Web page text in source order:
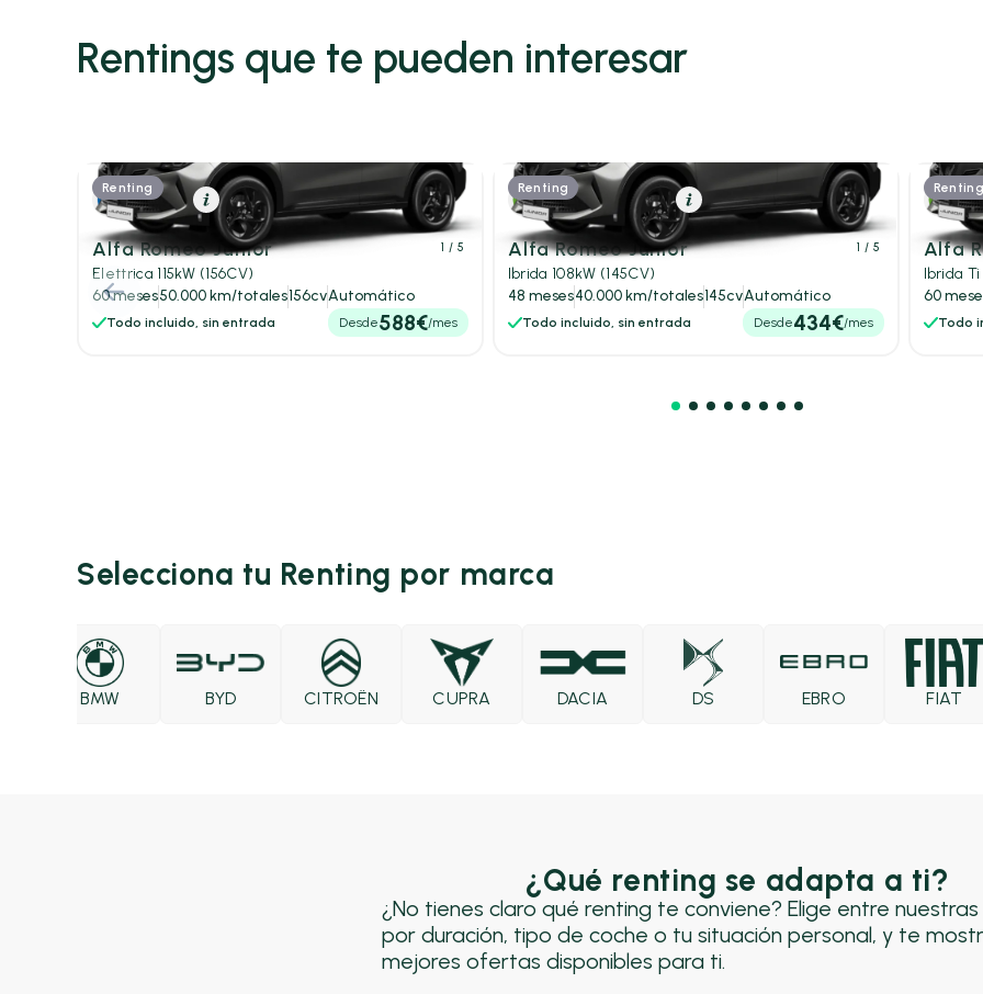
Rentings que te pueden interesar
1 / 5
Renting
Eléctrico Resumen
Alfa Romeo Junior
Elettrica 115kW (156CV)
60 meses50.000 km/totales156cvAutomático
Todo incluido, sin entrada Desde588€/mes
1 / 5
Renting
Híbrido (Gasolina) Resumen
Alfa Romeo Junior
Ibrida 108kW (145CV)
48 meses40.000 km/totales145cvAutomático
Todo incluido, sin entrada Desde434€/mes
Renting
Alfa
Ibrida Ti
60
Todo
Selecciona tu Renting por marca
BMW CITROËN CUPRA DACIA EBRO FIAT
¿Qué renting se adapta a ti?
¿No tienes claro qué renting te conviene? Elige entre
por duración, tipo de coche o tu situación personal, y te
mejores ofertas disponibles para ti.